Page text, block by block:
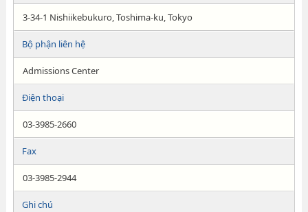
3-34-1 Nishiikebukuro, Toshima-ku, Tokyo
Bộ phận liên hệ
Admissions Center
Điện thoại
03-3985-2660
Fax
03-3985-2944
Ghi chú